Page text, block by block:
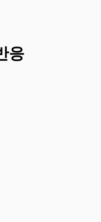
응